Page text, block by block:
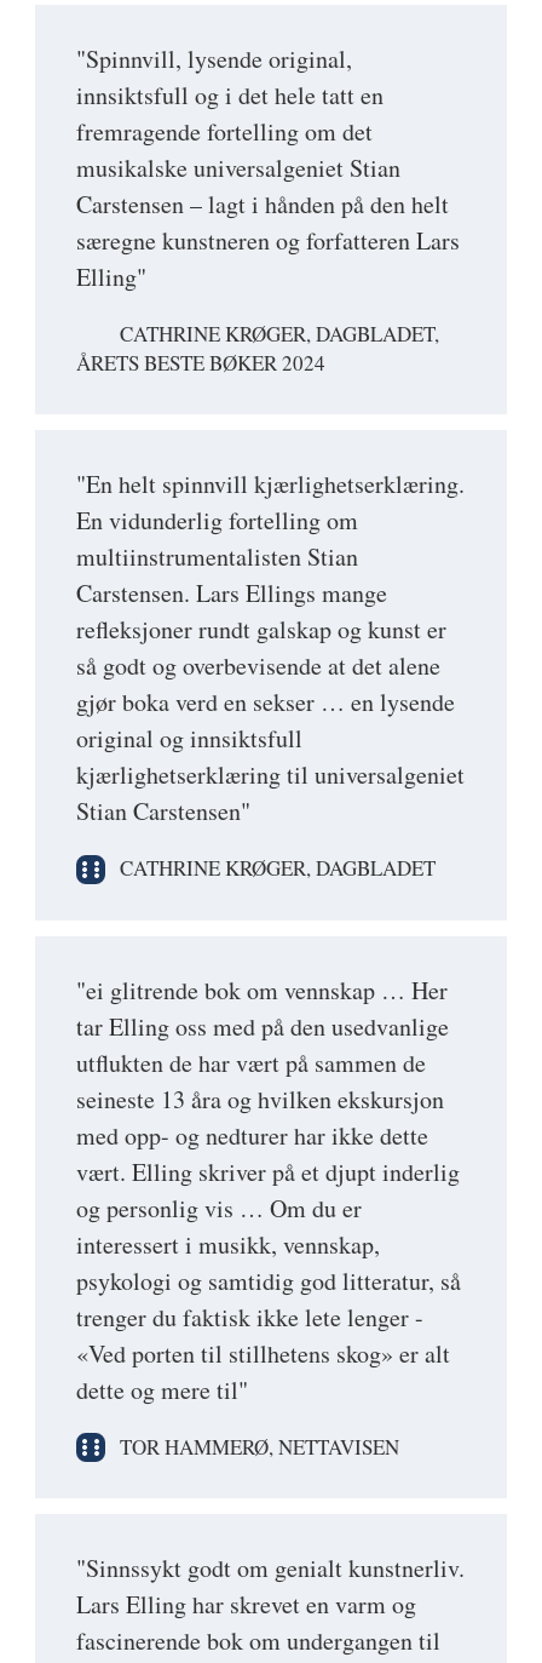
"Spinnvill, lysende original,
innsiktsfull og i det hele tatt en
fremragende fortelling om det
musikalske universalgeniet Stian
Carstensen – lagt i hånden på den helt
særegne kunstneren og forfatteren Lars
Elling"
CATHRINE KRØGER, DAGBLADET,
ÅRETS BESTE BØKER 2024
"En helt spinnvill kjærlighetserklæring.
En vidunderlig fortelling om
multiinstrumentalisten Stian
Carstensen. Lars Ellings mange
refleksjoner rundt galskap og kunst er
så godt og overbevisende at det alene
gjør boka verd en sekser … en lysende
original og innsiktsfull
kjærlighetserklæring til universalgeniet
Stian Carstensen"
CATHRINE KRØGER, DAGBLADET
"ei glitrende bok om vennskap … Her
tar Elling oss med på den usedvanlige
utflukten de har vært på sammen de
seineste 13 åra og hvilken ekskursjon
med opp- og nedturer har ikke dette
vært. Elling skriver på et djupt inderlig
og personlig vis … Om du er
interessert i musikk, vennskap,
psykologi og samtidig god litteratur, så
trenger du faktisk ikke lete lenger -
«Ved porten til stillhetens skog» er alt
dette og mere til"
TOR HAMMERØ, NETTAVISEN
"Sinnssykt godt om genialt kunstnerliv.
Lars Elling har skrevet en varm og
fascinerende bok om undergangen til